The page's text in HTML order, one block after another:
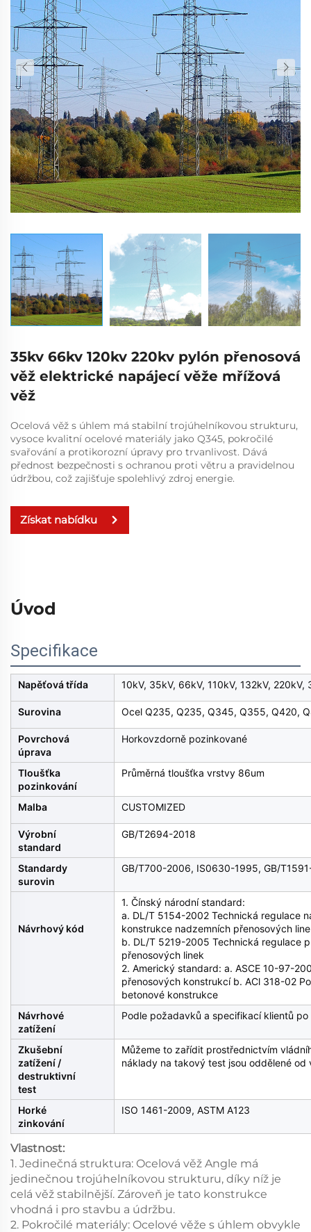
35kv 66kv 120kv 220kv pylón přenosová
věž elektrické napájecí věže mřížová
věž
Ocelová věž s úhlem má stabilní trojúhelníkovou strukturu,
vysoce kvalitní ocelové materiály jako Q345, pokročilé
svařování a protikorozní úpravy pro trvanlivost. Dává
přednost bezpečnosti s ochranou proti větru a pravidelnou
údržbou, což zajišťuje spolehlivý zdroj energie.
Získat nabídku
Úvod
Specifikace
Napěťová třída 10kV, 35kV, 66kV, 110kV, 132kV, 220kV,
Surovina Ocel Q235, Q235, Q345, Q355, Q420,
Povrchová
úprava
Horkovzdorně pozinkované
Tloušťka
pozinkování
Průměrná tloušťka vrstvy 86um
Malba CUSTOMIZED
Výrobní
standard
GB/T2694-2018
Standardy
surovin
GB/T700-2006, IS0630-1995, GB/
Návrhový kód
1. Čínský národní standard:
a. DL/T 5154-2002 Technická regulace
konstrukce nadzemních přenosových
b. DL/T 5219-2005 Technická regulace
přenosových linek
2. Americký standard: a. ASCE 10-97-
přenosových konstrukcí b. ACl 318-02
betonové konstrukce
Návrhové
zatížení
Podle požadavků a specifikací klientů po
Zkušební
zatížení /
destruktivní
test
Můžeme to zařídit prostřednictvím
náklady na takový test jsou oddělené od
Horké
zinkování
ISO 1461-2009, ASTM A123
Vlastnost:
1. Jedinečná struktura: Ocelová věž Angle má
jedinečnou trojúhelníkovou strukturu, díky níž je
celá věž stabilnější. Zároveň je tato konstrukce
vhodná i pro stavbu a údržbu.
2. Pokročilé materiály: Ocelové věže s úhlem obvykle